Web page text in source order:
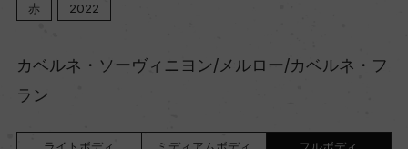
赤 2022
カベルネ・ソーヴィニヨン/メルロー/カベルネ・フ
ラン